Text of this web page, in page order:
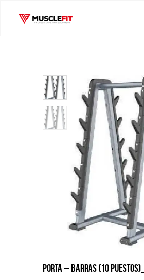
PORTA – BARRAS (10